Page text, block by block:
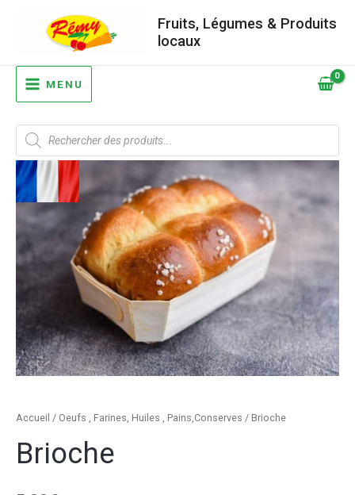
Fruits, Légumes & Produits
locaux
MAIN
MENU
MENU
Recherche
de
produits
Accueil / Oeufs , Farines, Huiles , Pains,Conserves / Brioche
Brioche